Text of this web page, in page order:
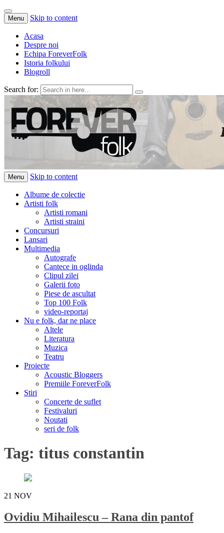
Menu Skip to content
Acasa
Despre noi
Echipa ForeverFolk
Istoria folkului
Blogroll
Search for:
ForeverFolk
Muzica sufletului tau
Menu Skip to content
Albume de colectie
Artisti folk
Artisti romani
Artisti straini
Concursuri
Lansari
Multimedia
Autografe
Cantece in oglinda
Clipul zilei
Galerii foto
Piese de ascultat
Top 100 Folk
video-reportaj
Nu e folk, dar ne place
Altele
Literatura
Muzica
Teatru
Proiecte
Acoustic Bloggers
Premiile ForeverFolk
Stiri
Concerte de suflet
Festivaluri
Noutati
seri de folk
Tag: titus constantin
21 NOV
Ovidiu Mihailescu – Rana din pantof